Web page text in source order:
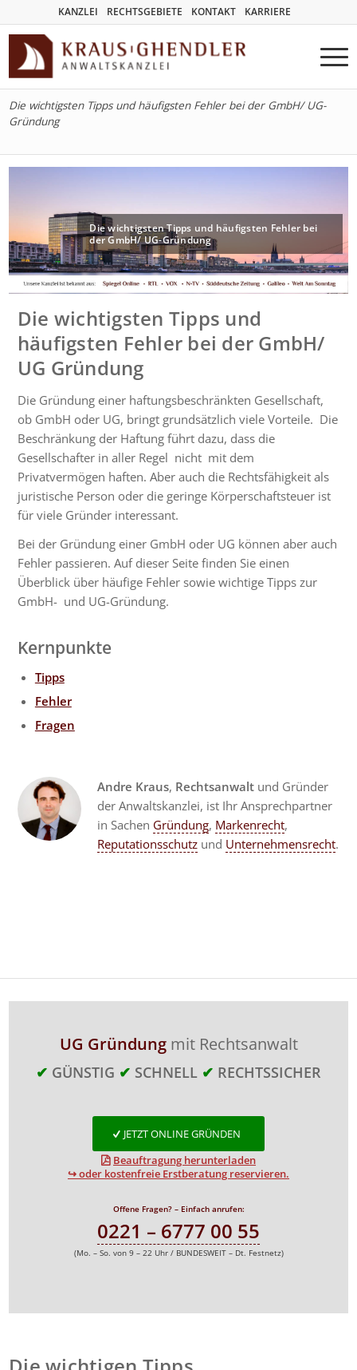
KANZLEI RECHTSGEBIETE KONTAKT KARRIERE
Die wichtigsten Tipps und häufigsten Fehler bei der GmbH/ UG-
Gründung
Die wichtigsten Tipps und häufigsten Fehler bei
der GmbH/ UG-Gründung
Die wichtigsten Tipps und
häufigsten Fehler bei der GmbH/
UG Gründung
Die Gründung einer haftungsbeschränkten Gesellschaft,
ob GmbH oder UG, bringt grundsätzlich viele Vorteile. Die
Beschränkung der Haftung führt dazu, dass die
Gesellschafter in aller Regel nicht mit dem
Privatvermögen haften. Aber auch die Rechtsfähigkeit als
juristische Person oder die geringe Körperschaftsteuer ist
für viele Gründer interessant.
Bei der Gründung einer GmbH oder UG können aber auch
Fehler passieren. Auf dieser Seite finden Sie einen
Überblick über häufige Fehler sowie wichtige Tipps zur
GmbH- und UG-Gründung.
Kernpunkte
Tipps
Fehler
Fragen
Andre Kraus, Rechtsanwalt und Gründer
der Anwaltskanzlei, ist Ihr Ansprechpartner
in Sachen Gründung, Markenrecht,
Reputationsschutzund Unternehmensrecht.
UG Gründungmit Rechtsanwalt
✔ GÜNSTIG ✔ SCHNELL ✔ RECHTSSICHER
JETZT ONLINE GRÜNDEN
Beauftragung herunterladen
↪ oder kostenfreie Erstberatung reservieren.
Offene Fragen? – Einfach anrufen:
0221 – 6777 00 55
(Mo. – So. von 9 – 22 Uhr / BUNDESWEIT – Dt. Festnetz)